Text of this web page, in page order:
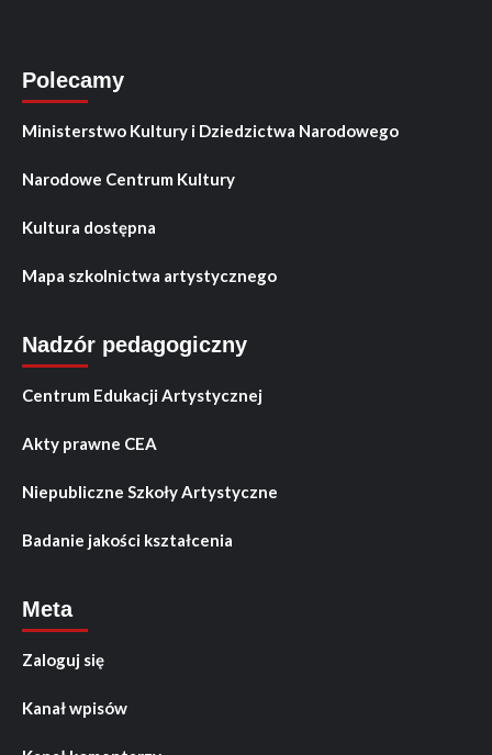
Polecamy
Ministerstwo Kultury i Dziedzictwa Narodowego
Narodowe Centrum Kultury
Kultura dostępna
Mapa szkolnictwa artystycznego
Nadzór pedagogiczny
Centrum Edukacji Artystycznej
Akty prawne CEA
Niepubliczne Szkoły Artystyczne
Badanie jakości kształcenia
Meta
Zaloguj się
Kanał wpisów